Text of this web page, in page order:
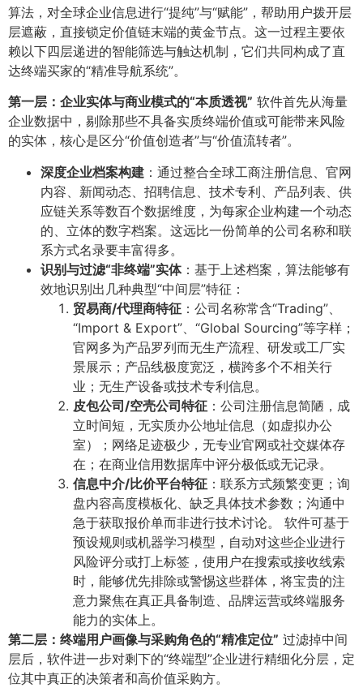
算法，对全球企业信息进行“提纯”与“赋能”，帮助用户拨开层
层遮蔽，直接锁定价值链末端的黄金节点。这一过程主要依
赖以下四层递进的智能筛选与触达机制，它们共同构成了直
达终端买家的“精准导航系统”。
第一层：企业实体与商业模式的“本质透视”​ 软件首先从海量
企业数据中，剔除那些不具备实质终端价值或可能带来风险
的实体，核心是区分“价值创造者”与“价值流转者”。
深度企业档案构建 ​：通过整合全球工商注册信息、官网
内容、新闻动态、招聘信息、技术专利、产品列表、供
应链关系等数百个数据维度，为每家企业构建一个动态
的、立体的数字档案。这远比一份简单的公司名称和联
系方式名录要丰富得多。
识别与过滤“非终端”实体​：基于上述档案，算法能够有
效地识别出几种典型“中间层”特征：
贸易商/代理商特征 ​：公司名称常含“Trading”、
“Import & Export”、“Global Sourcing”等字样；
官网多为产品罗列而无生产流程、研发或工厂实
景展示；产品线极度宽泛，横跨多个不相关行
业；无生产设备或技术专利信息。
皮包公司/空壳公司特征 ​：公司注册信息简陋，成
立时间短，无实质办公地址信息（如虚拟办公
室）；网络足迹极少，无专业官网或社交媒体存
在；在商业信用数据库中评分极低或无记录。
信息中介/比价平台特征 ​：联系方式频繁变更；询
盘内容高度模板化、缺乏具体技术参数；沟通中
急于获取报价单而非进行技术讨论。 软件可基于
预设规则或机器学习模型，自动对这些企业进行
风险评分或打上标签，使用户在搜索或接收线索
时，能够优先排除或警惕这些群体，将宝贵的注
意力聚焦在真正具备制造、品牌运营或终端服务
能力的实体上。
第二层：终端用户画像与采购角色的“精准定位”​ 过滤掉中间
层后，软件进一步对剩下的“终端型”企业进行精细化分层，定
位其中真正的决策者和高价值采购方。